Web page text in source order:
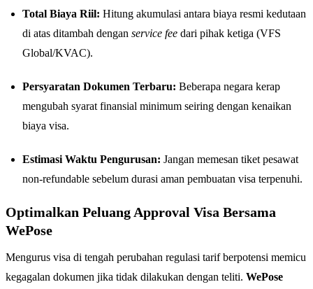
Total Biaya Riil: Hitung akumulasi antara biaya resmi kedutaan
di atas ditambah dengan service fee dari pihak ketiga (VFS
Global/KVAC).
Persyaratan Dokumen Terbaru: Beberapa negara kerap
mengubah syarat finansial minimum seiring dengan kenaikan
biaya visa.
Estimasi Waktu Pengurusan: Jangan memesan tiket pesawat
non-refundable sebelum durasi aman pembuatan visa terpenuhi.
Optimalkan Peluang Approval Visa Bersama
WePose
Mengurus visa di tengah perubahan regulasi tarif berpotensi memicu
kegagalan dokumen jika tidak dilakukan dengan teliti. WePose